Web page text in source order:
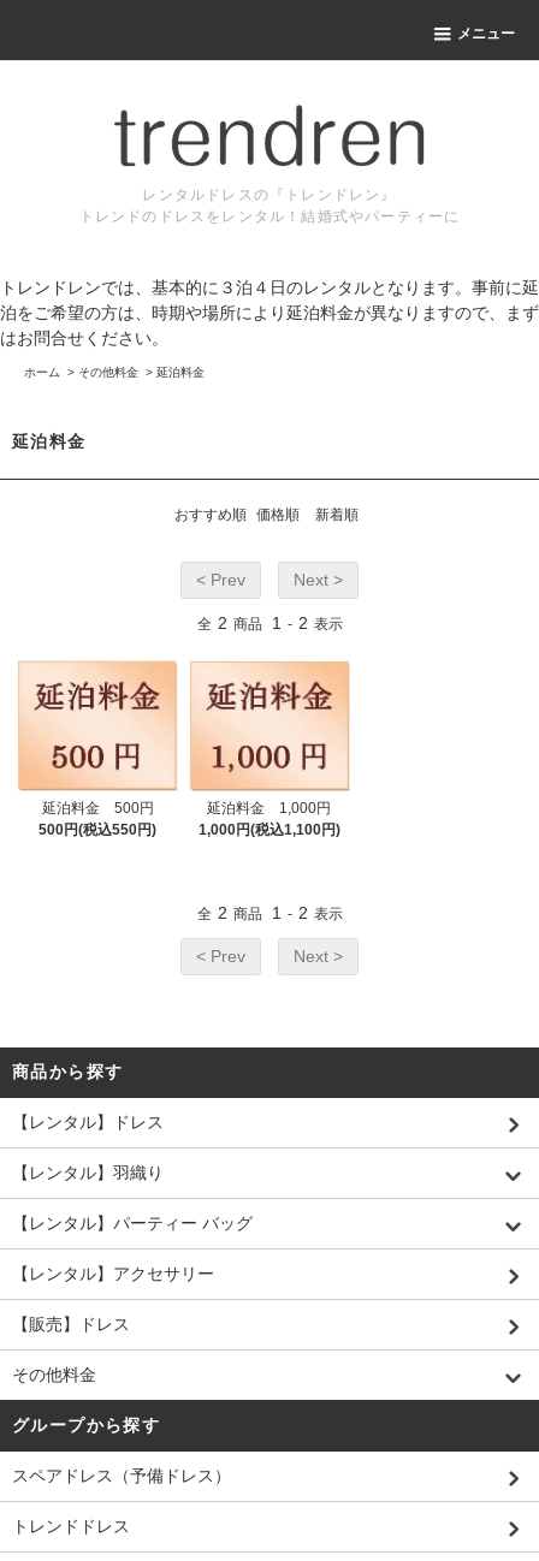
メニュー
レンタルドレスの『トレンドレン』
トレンドのドレスをレンタル！結婚式やパーティーに
トレンドレンでは、基本的に３泊４日のレンタルとなります。事前に延
泊をご希望の方は、時期や場所により延泊料金が異なりますので、まず
はお問合せください。
ホーム > その他料金 > 延泊料金
延泊料金
おすすめ順 価格順 新着順
< Prev Next >
全 2 商品 1 - 2 表示
延泊料金 500円
500円(税込550円)
延泊料金 1,000円
1,000円(税込1,100円)
全 2 商品 1 - 2 表示
< Prev Next >
商品から探す
【レンタル】ドレス
【レンタル】羽織り
【レンタル】パーティー バッグ
【レンタル】アクセサリー
【販売】ドレス
その他料金
グループから探す
スペアドレス（予備ドレス）
トレンドドレス